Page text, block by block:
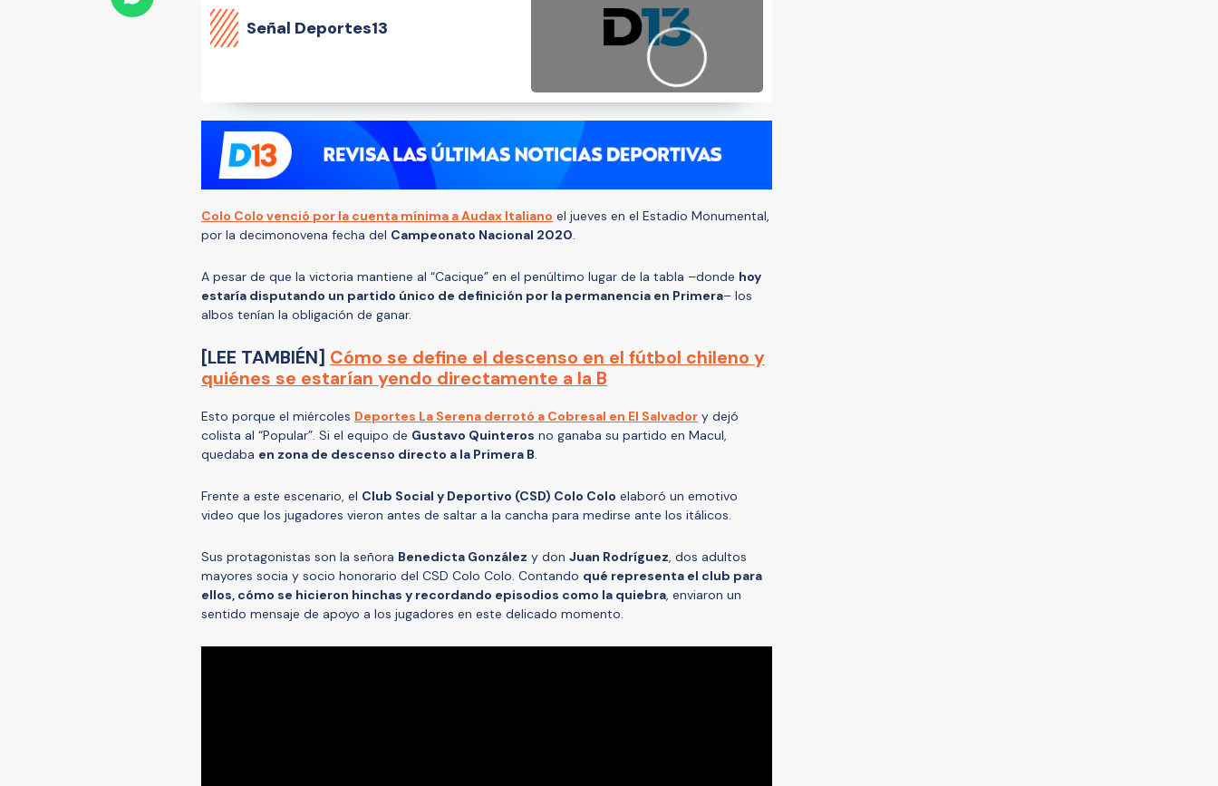
Señal Deportes13
Colo Colo venció por la cuenta mínima a Audax Italiano el jueves en el Estadio Monumental,
por la decimonovena fecha del Campeonato Nacional 2020.
A pesar de que la victoria mantiene al “Cacique” en el penúltimo lugar de la tabla –donde hoy
estaría disputando un partido único de definición por la permanencia en Primera– los
albos tenían la obligación de ganar.
[LEE TAMBIÉN] Cómo se define el descenso en el fútbol chileno y
quiénes se estarían yendo directamente a la B
Esto porque el miércoles Deportes La Serena derrotó a Cobresal en El Salvador y dejó
colista al “Popular”. Si el equipo de Gustavo Quinteros no ganaba su partido en Macul,
quedaba en zona de descenso directo a la Primera B.
Frente a este escenario, el Club Social y Deportivo (CSD) Colo Colo elaboró un emotivo
video que los jugadores vieron antes de saltar a la cancha para medirse ante los itálicos.
Sus protagonistas son la señora Benedicta González y don Juan Rodríguez, dos adultos
mayores socia y socio honorario del CSD Colo Colo. Contando qué representa el club para
ellos, cómo se hicieron hinchas y recordando episodios como la quiebra, enviaron un
sentido mensaje de apoyo a los jugadores en este delicado momento.